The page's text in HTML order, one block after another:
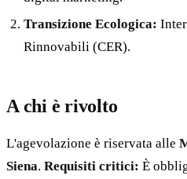
Transizione Ecologica:
Rinnovabili (CER).
A chi è rivolto
L'agevolazione è riservata alle
Siena. Requisiti critici: È